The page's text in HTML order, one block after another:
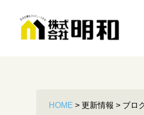
HOME > 更新情報 > ブロ